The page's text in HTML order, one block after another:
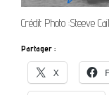
Crédit Photo :Steeve
Partager :
X